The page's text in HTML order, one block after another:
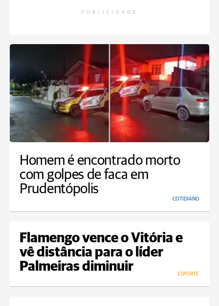
PUBLICIDADE
Homem é encontrado morto
com golpes de faca em
Prudentópolis
COTIDIANO
Flamengo vence o Vitória e
vê distância para o líder
Palmeiras diminuir
ESPORTE